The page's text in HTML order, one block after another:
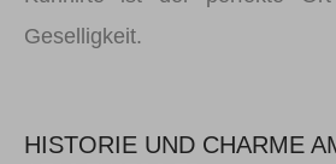
Geselligkeit.
HISTORIE UND CHARME